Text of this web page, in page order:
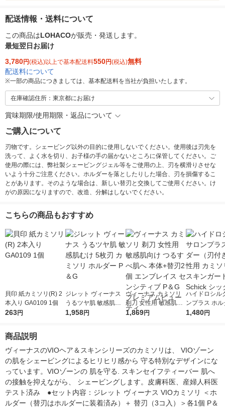
配送情報・送料について
この商品はLOHACOが販売・発送します。
最短翌日お届け
3,780円(税込)以上で基本配送料550円(税込)無料
配送料について
※一部の商品につきましては、基本配送料を当社が負担いたします。
在庫確認住所：東京都にお届け
賞味期限/使用期限・返品について
ご購入について
刃物です。シェービング以外の目的に使用しないでください。使用後は刃先を
洗って、よく水を切り、お子様の手の届かないところに保管してください。ご
使用の際には、弊社製シェービングジェル等をご使用の上、刃を横滑りさせな
いよう十分ご注意ください。ホルダーを落としたりした場合、刃を損傷するこ
とがあります。そのような場合は、新しい替刃と交換してご使用ください。け
がの原因になりますので、改造、分解はしないでください。
こちらの商品もおすすめ
貝印 紙カミソリ(R) 2
本入り GA0109 1個
263円
ジレット ヴィーナス
うるツヤ肌 敏感肌む
け 5枚刃 カミソリ ホ
1,958円
ヴィーナス カミソリ
剃刀 女性用 敏感肌向
け つるすべ肌へ 本体
1,869円
ハイドロシル
ンプラス ホル
（刃付き）女
1,480円
商品説明
ヴィーナスのVIOヘア＆スキンシリーズのカミソリは、 VIOゾーン
の肌をシェービングによるヒリヒリ感から 守る特別なデザインにな
っています。VIOゾーンの 肌を守る. スキンセイフティーバー 肌へ
の接触を抑えながら、 シェービングします。皮膚科医、産婦人科医
テスト済み　●セット内容：ジレット ヴィーナス VIOカミソリ ＜ホ
ルダー（替刃はホルダーに装着済み）＋ 替刃（3コ入）＞各1個 P＆